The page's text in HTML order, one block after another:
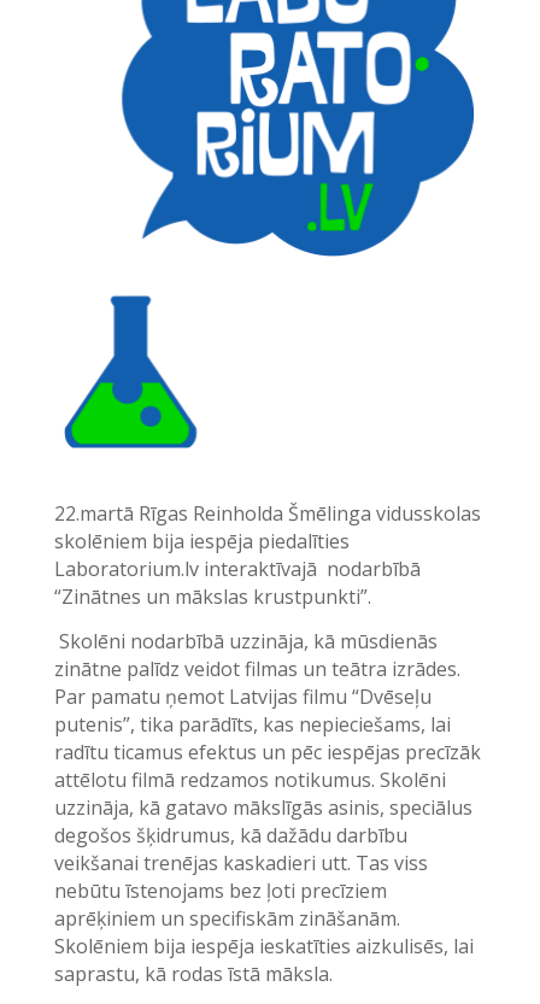
22.martā Rīgas Reinholda Šmēlinga vidusskolas
skolēniem bija iespēja piedalīties
Laboratorium.lv interaktīvajā nodarbībā
“Zinātnes un mākslas krustpunkti”.
Skolēni nodarbībā uzzināja, kā mūsdienās
zinātne palīdz veidot filmas un teātra izrādes.
Par pamatu ņemot Latvijas filmu “Dvēseļu
putenis”, tika parādīts, kas nepieciešams, lai
radītu ticamus efektus un pēc iespējas precīzāk
attēlotu filmā redzamos notikumus. Skolēni
uzzināja, kā gatavo mākslīgās asinis, speciālus
degošos šķidrumus, kā dažādu darbību
veikšanai trenējas kaskadieri utt. Tas viss
nebūtu īstenojams bez ļoti precīziem
aprēķiniem un specifiskām zināšanām.
Skolēniem bija iespēja ieskatīties aizkulisēs, lai
saprastu, kā rodas īstā māksla.